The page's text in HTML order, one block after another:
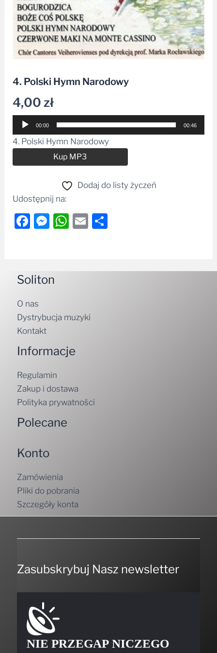
4. Polski Hymn Narodowy
4,00zł
Odtwarzacz
plików
dźwiękowych
00:00 00:46
4. Polski Hymn Narodowy
Kup MP3
Dodaj do listy życzeń
Udostępnij na:
Facebook
Messenger
WhatsApp
Email
Soliton
O nas
Dystrybucja muzyki
Kontakt
Informacje
Regulamin
Zakup i dostawa
Polityka prywatności
Polecane
Konto
Zamówienia
Pliki do pobrania
Szczegóły konta
Zasubskrybuj Nasz newsletter
NIE PRZEGAP NICZEGO